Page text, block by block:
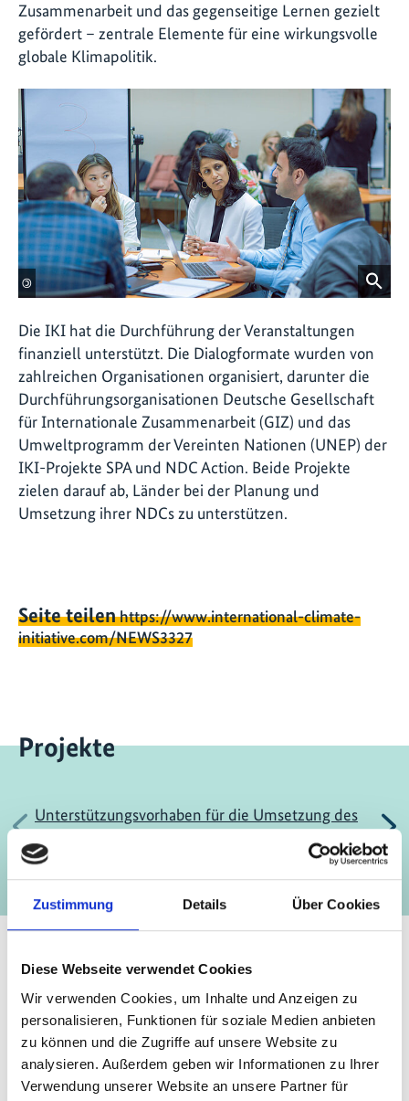
Zustimmung Details Über Cookies
Diese Webseite verwendet Cookies
Wir verwenden Cookies, um Inhalte und Anzeigen zu
personalisieren, Funktionen für soziale Medien anbieten
zu können und die Zugriffe auf unsere Website zu
analysieren. Außerdem geben wir Informationen zu Ihrer
Verwendung unserer Website an unsere Partner für
©
Zusammenarbeit und das gegenseitige Lernen gezielt
gefördert – zentrale Elemente für eine wirkungsvolle
globale Klimapolitik.
Die IKI hat die Durchführung der Veranstaltungen
finanziell unterstützt. Die Dialogformate wurden von
zahlreichen Organisationen organisiert, darunter die
Durchführungsorganisationen Deutsche Gesellschaft
für Internationale Zusammenarbeit (GIZ) und das
Umweltprogramm der Vereinten Nationen (UNEP) der
IKI-Projekte SPA und NDC Action. Beide Projekte
zielen darauf ab, Länder bei der Planung und
Umsetzung ihrer NDCs zu unterstützen.
Seite teilenhttps://www.international-climate-
initiative.com/NEWS3327
Projekte
Vorherige
Unterstützungsvorhaben für die Umsetzung des
Kontakt
IKI Office